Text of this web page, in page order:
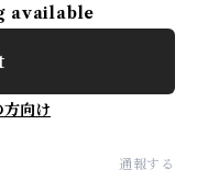
available
方向け
通報する